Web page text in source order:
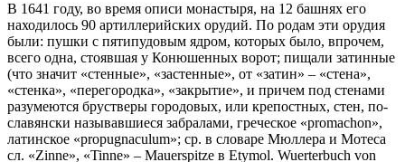
В 1641 году, во время описи монастыря, на 12 башнях его
находилось 90 артиллерийских орудий. По родам эти орудия
были: пушки с пятипудовым ядром, которых было, впрочем,
всего одна, стоявшая у Конюшенных ворот; пищали затинные
(что значит «стенные», «застенные», от «затин» – «стена»,
«стенка», «перегородка», «закрытие», и причем под стенами
разумеются брустверы городовых, или крепостных, стен, по-
славянски называвшиеся забралами, греческое «promachon»,
латинское «propugnaculum»; ср. в словаре Мюллера и Мотеса
сл. «Zinne», «Tinne» – Mauerspitze в Etymol. Wuerterbuch von